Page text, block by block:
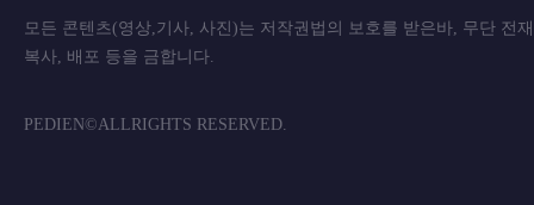
모든 콘텐츠(영상,기사, 사진)는 저작권법의 보호를 받은바, 무단 전
복사, 배포 등을 금합니
PEDIEN©ALLRIGHTS RESERVED.